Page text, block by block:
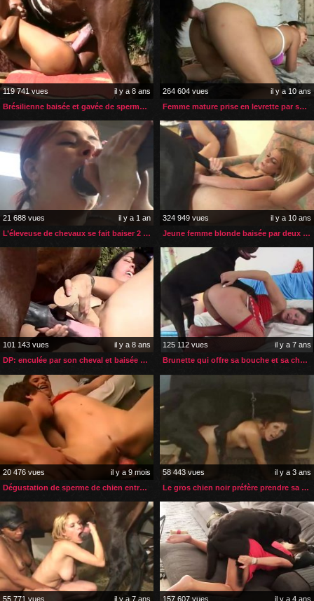
119 741 vues
il y a 8 ans
Brésilienne baisée et gavée de sperme par son cheval
264 604 vues
il y a 10 ans
Femme mature prise en levrette par son chien
21 688 vues
il y a 1 an
L’éleveuse de chevaux se fait baiser 2 fois par jour
324 949 vues
il y a 10 ans
Jeune femme blonde baisée par deux chiens
101 143 vues
il y a 8 ans
DP: enculée par son cheval et baisée par son gode
125 112 vues
il y a 7 ans
Brunette qui offre sa bouche et sa chatte à son chien
20 476 vues
il y a 9 mois
Dégustation de sperme de chien entre copines zoophiles
58 443 vues
il y a 3 ans
Le gros chien noir préfère prendre sa maitresse en levrette
55 771 vues il y a 7 ans 157 607 vues il y a 4 ans